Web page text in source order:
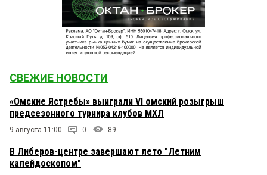
СВЕЖИЕ НОВОСТИ
«Омские Ястребы» выиграли VI омский розыгрыш
предсезонного турнира клубов МХЛ
9 августа 11:00 0 89
В Либеров-центре завершают лето "Летним
калейдоскопом"